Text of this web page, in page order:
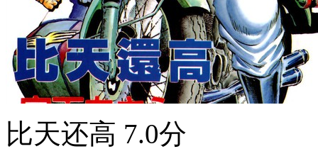
比天还高 7.0分